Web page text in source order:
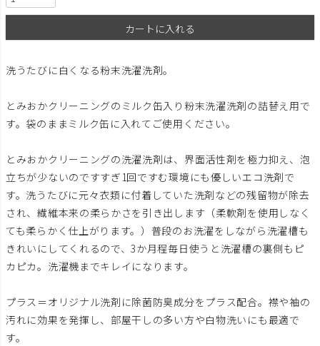
カートに入れる
洗うたびに白くなる粉末洗濯洗剤。
とみおかクリーニングのミルク缶入り粉末洗濯洗剤の詰替え用で
す。袋のままミルク缶に入れてご使用ください。
とみおかクリーニングの洗濯洗剤は、界面活性剤を極力抑え、泡
立ちが少ないのですすぎ1回ですむ環境にも優しいエコ洗剤で
す。洗うたびに元々衣類に付着していた洗剤などの残留物が除去
され、繊維本来の柔らかさを引き出します（柔軟剤を使用しなく
ても柔らかく仕上がります。）普段のお洗濯をしながら洗濯槽も
きれいにしてくれるので、3か月程毎日使うと洗濯槽の裏側もピ
カピカ。洗濯機までキレイになります。
プラス＝オリジナル洗剤に除菌防臭成分をプラス配合。襟や袖の
汚れに効果を発揮し、部屋干しの多い方や白物洗いにも最適で
す。